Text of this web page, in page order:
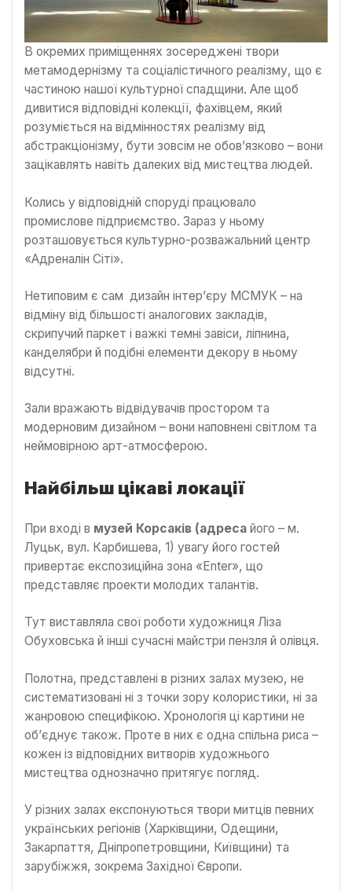
В окремих приміщеннях зосереджені твори
метамодернізму та соціалістичного реалізму, що є
частиною нашої культурної спадщини. Але щоб
дивитися відповідні колекції, фахівцем, який
розуміється на відмінностях реалізму від
абстракціонізму, бути зовсім не обов’язково – вони
зацікавлять навіть далеких від мистецтва людей.
Колись у відповідній споруді працювало
промислове підприємство. Зараз у ньому
розташовується культурно-розважальний центр
«Адреналін Сіті».
Нетиповим є сам дизайн інтер’єру МСМУК – на
відміну від більшості аналогових закладів,
скрипучий паркет і важкі темні завіси, ліпнина,
канделябри й подібні елементи декору в ньому
відсутні.
Зали вражають відвідувачів простором та
модерновим дизайном – вони наповнені світлом та
неймовірною арт-атмосферою.
Найбільш цікаві локації
При вході в музей Корсаків (адреса його – м.
Луцьк, вул. Карбишева, 1) увагу його гостей
привертає експозиційна зона «Enter», що
представляє проекти молодих талантів.
Тут виставляла свої роботи художниця Ліза
Обуховська й інші сучасні майстри пензля й олівця.
Полотна, представлені в різних залах музею, не
систематизовані ні з точки зору колористики, ні за
жанровою специфікою. Хронологія ці картини не
об’єднує також. Проте в них є одна спільна риса –
кожен із відповідних витворів художнього
мистецтва однозначно притягує погляд.
У різних залах експонуються твори митців певних
українських регіонів (Харківщини, Одещини,
Закарпаття, Дніпропетровщини, Київщини) та
зарубіжжя, зокрема Західної Європи.